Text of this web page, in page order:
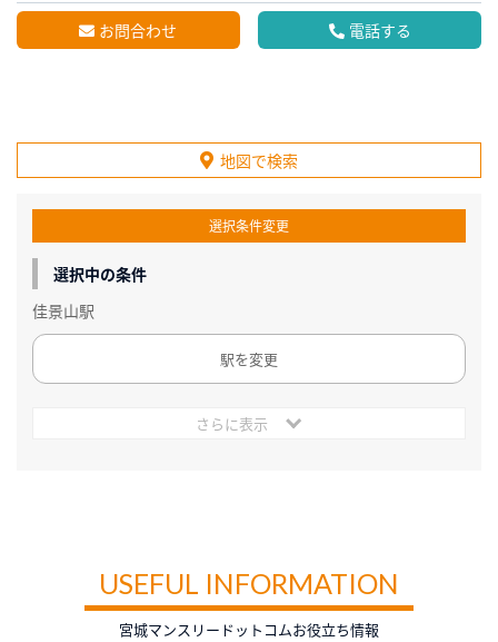
お問合わせ 電話する
地図で検索
選択条件変更
選択中の条件
佳景山駅
駅を変更
さらに表示
USEFUL INFORMATION
宮城マンスリードットコムお役立ち情報